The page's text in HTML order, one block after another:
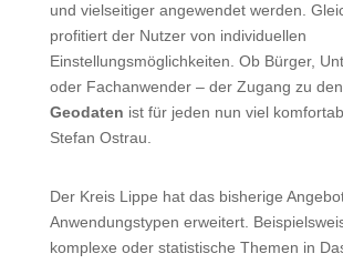
und vielseitiger angewendet werden.
profitiert der Nutzer von individuellen
Einstellungsmöglichkeiten. Ob Bürger,
oder Fachanwender – der Zugang zu
Geodaten ist für jeden nun viel
Stefan Ostrau.
Der Kreis Lippe hat das bisherige
Anwendungstypen erweitert.
komplexe oder statistische Themen in